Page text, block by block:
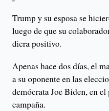
Trump y su esposa se
luego de que su
diera positivo.
Apenas hace dos días, el
a su oponente en las
demócrata Joe Biden, en
campaña.